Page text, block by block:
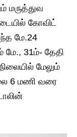
மருத்துவ
கோவிட்
மே.24
மே., 31ம்- தேதி
மேலும்
6 மணி வரை